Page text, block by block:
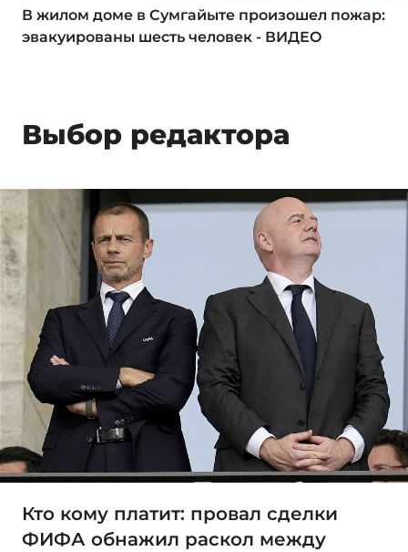
В жилом доме в Сумгайыте произошел пожар:
эвакуированы шесть человек - ВИДЕО
Выбор редактора
Кто кому платит: провал сделки
ФИФА обнажил раскол между